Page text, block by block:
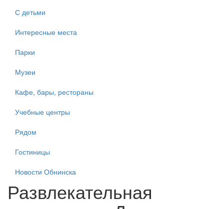
С детьми
Интересные места
Парки
Музеи
Кафе, бары, рестораны
Учебные центры
Рядом
Гостиницы
Новости Обнинска
Развлекательная